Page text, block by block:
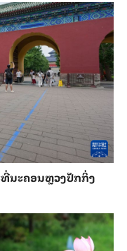
ທີ່​ນະ​ຄອນຫຼວງ​ປັກ​ກິ່ງ​